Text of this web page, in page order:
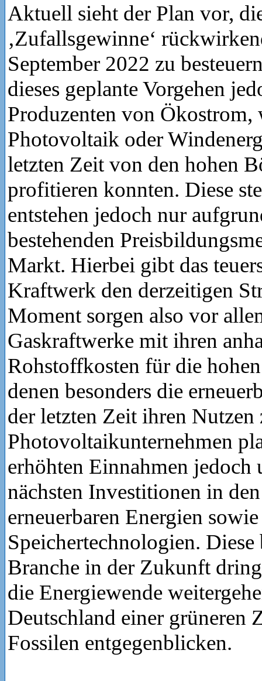
Aktuell sieht der Plan vor,
‚Zufallsgewinne‘
September 2022 zu
dieses geplante Vorgehen
Produzenten von Ökostrom,
Photovoltaik oder
letzten Zeit von den hohen
profitieren konnten. Diese
entstehen jedoch nur
bestehenden
Markt. Hierbei gibt das
Kraftwerk den derzeitigen
Moment sorgen also vor
Gaskraftwerke mit ihren
Rohstoffkosten für die
denen besonders die
der letzten Zeit ihren Nutzen
Photovoltaikunternehmen
erhöhten Einnahmen jedoch
nächsten Investitionen in
erneuerbaren Energien
Speichertechnologien.
Branche in der Zukunft
die Energiewende
Deutschland einer grüneren
Fossilen entgegenblicken.